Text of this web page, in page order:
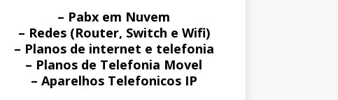
– Pabx em Nuvem
– Redes (Router, Switch e Wifi)
– Planos de internet e telefonia
– Planos de Telefonia Movel
– Aparelhos Telefonicos IP